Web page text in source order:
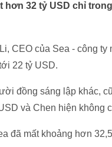
hơn 32 tỷ USD chỉ
CEO của Sea - công
22 tỷ USD.
đồng sáng lập khác,
và Chen hiện không
đã mất khoảng hơn